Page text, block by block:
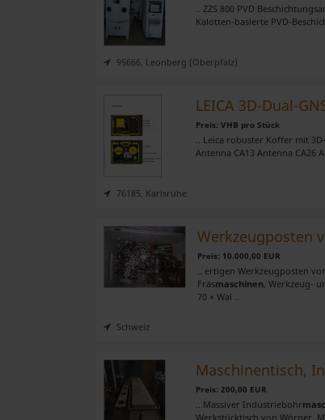
.. ZZS 800 PVD
Kalotten-basierte PVD-
95666, Leonberg (Oberpfalz)
LEICA 3D-Dual-
Preis: VHB pro Stück
.. Leica robuster Koffer mit 3D-
Antenna CA13 Antenna CA26
76185, Karlsruhe
Werkzeugposten
Preis: 10.000,00 EUR
.. ertigen Werkzeugposten
Fräsmaschinen, Werkzeug-
70 × Wal ..
Schweiz
Maschinentisch,
Preis: 200,00 EUR
.. Massiver Industriebohr
Werkstücktisch von Wörner.